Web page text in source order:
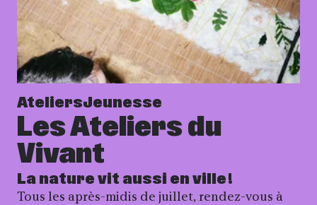
Les Ateliers du
Vivant
La nature vit aussi en ville !
Tous les après-midis de juillet, rendez-vous à
AteliersJeunesse